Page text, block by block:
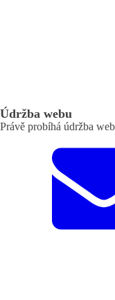
Údržba webu
Právě probíhá údržba